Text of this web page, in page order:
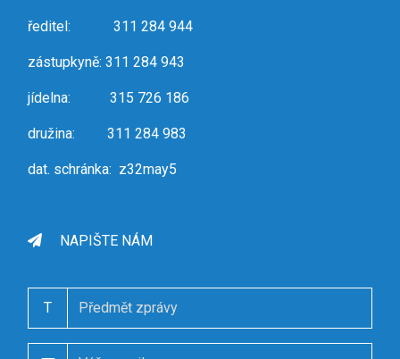
ředitel: 311 284 944
zástupkyně: 311 284 943
jídelna: 315 726 186
družina: 311 284 983
dat. schránka: z32may5
NAPIŠTE NÁM
T